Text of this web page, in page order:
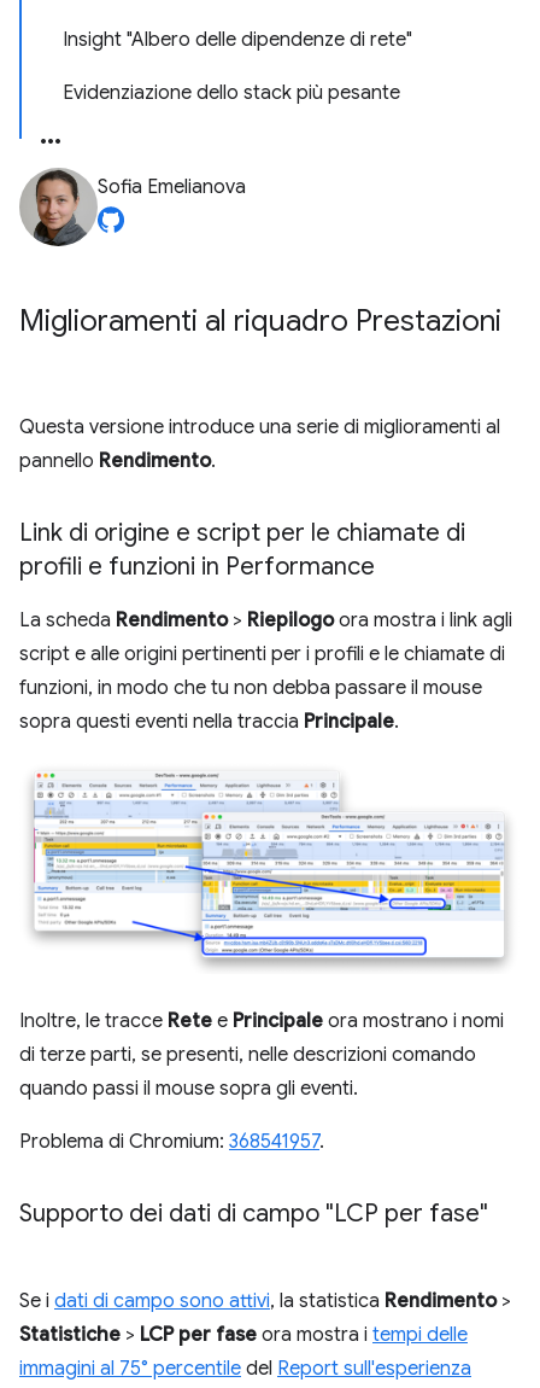
Insight "Albero delle dipendenze di rete"
Evidenziazione dello stack più pesante
Sofia Emelianova
Miglioramenti al riquadro Prestazioni
Questa versione introduce una serie di miglioramenti al
pannello Rendimento.
Link di origine e script per le chiamate di
profili e funzioni in Performance
La scheda Rendimento> Riepilogoora mostra i link agli
script e alle origini pertinenti per i profili e le chiamate di
funzioni, in modo che tu non debba passare il mouse
sopra questi eventi nella traccia Principale.
Inoltre, le tracce Rete e Principale ora mostrano i nomi
di terze parti, se presenti, nelle descrizioni comando
quando passi il mouse sopra gli eventi.
Problema di Chromium: 368541957.
Supporto dei dati di campo "LCP per fase"
Se i dati di campo sono attivi, la statistica Rendimento>
Statistiche > LCP per fase ora mostra i tempi delle
immagini al 75° percentile del Report sull'esperienza